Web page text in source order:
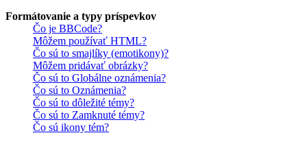
Formátovanie a typy príspevkov
Čo je BBCode?
Môžem používať HTML?
Čo sú to smajlíky (emotikony)?
Môžem pridávať obrázky?
Čo sú to Globálne oznámenia?
Čo sú to Oznámenia?
Čo sú to dôležité témy?
Čo sú to Zamknuté témy?
Čo sú ikony tém?